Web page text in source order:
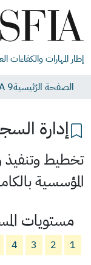
إطار المهارات والكفاءات
الصفحة الرّئيسية9
إدارة
تخطيط وتنفيذ
المؤسسية
مستويات
1
2
3
4